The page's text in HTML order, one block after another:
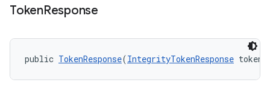
TokenResponse
public TokenResponse(IntegrityTokenResponse token)